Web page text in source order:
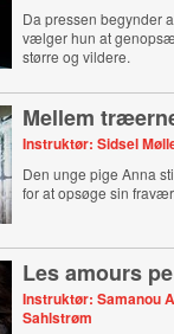
Da pressen begynder
vælger hun at
større og vildere.
Mellem
Instruktør: Sidsel
Den unge pige Anna
for at opsøge sin
Les amours
Instruktør: Samanou
Sahlstrøm